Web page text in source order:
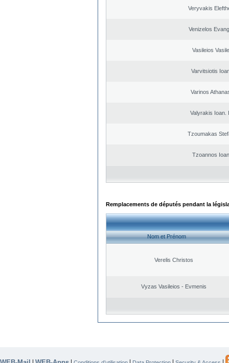
Veryvakis
Venizelos
Vasileios
Varvitsiotis
Varinos
Valyrakis Ioan.
Tzoumakas
Tzoannos
Remplacements de députés pendant la
Nom et Prénom
Verelis Christos
Vyzas Vasileios - Evmenis
| | | | |